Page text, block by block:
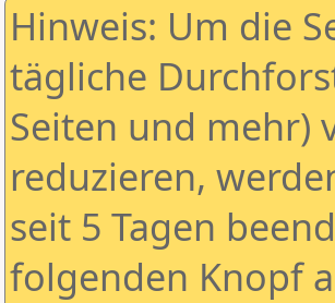
Hinweis: Um die
tägliche
Seiten und mehr)
reduzieren,
seit 5 Tagen
folgenden Knopf